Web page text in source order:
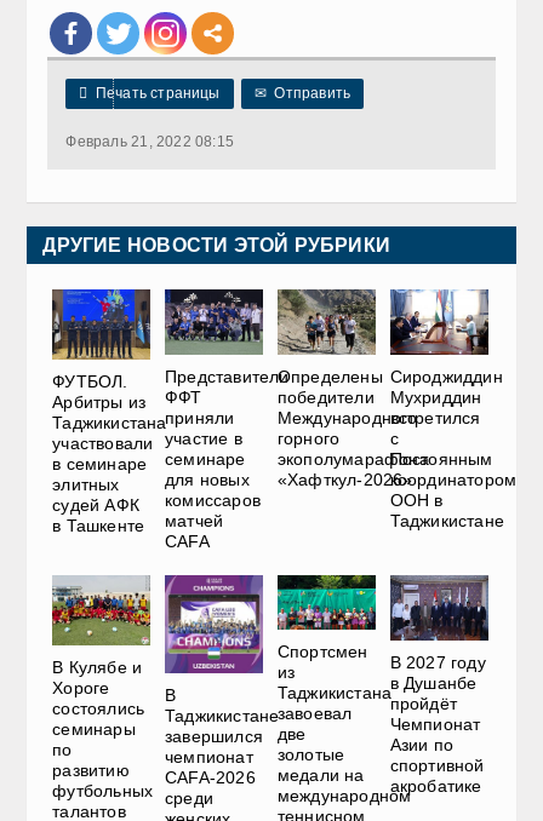
 Печать страницы ✉ Отправить
Февраль 21, 2022 08:15
ДРУГИЕ НОВОСТИ ЭТОЙ РУБРИКИ
ФУТБОЛ.
Арбитры из
Таджикистана
участвовали
в семинаре
элитных
судей АФК
в Ташкенте
Представители
ФФТ
приняли
участие в
семинаре
для новых
комиссаров
матчей
CAFA
Определены
победители
Международного
горного
экополумарафона
«Хафткул-2026»
Сироджиддин
Мухриддин
встретился
с
Постоянным
координатором
ООН в
Таджикистане
В Кулябе и
Хороге
состоялись
семинары
по
развитию
футбольных
талантов
В
Таджикистане
завершился
чемпионат
CAFA-2026
среди
Спортсмен
из
Таджикистана
завоевал
две
золотые
медали на
международном
теннисном
В 2027 году
в Душанбе
пройдёт
Чемпионат
Азии по
спортивной
акробатике